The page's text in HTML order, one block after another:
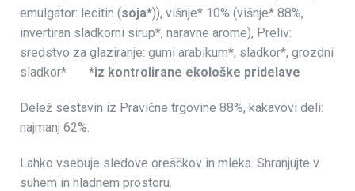
emulgator: lecitin (soja*)), višnje* 10% (višnje* 88%,
invertiran sladkorni sirup*, naravne arome), Preliv:
sredstvo za glaziranje: gumi arabikum*, sladkor*, grozdni
sladkor* *iz kontrolirane ekološke pridelave
Delež sestavin iz Pravične trgovine 88%, kakavovi deli:
najmanj 62%.
Lahko vsebuje sledove oreščkov in mleka. Shranjujte v
suhem in hladnem prostoru.